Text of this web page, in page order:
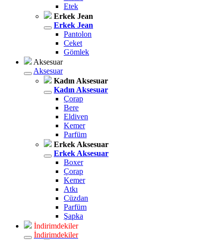
Etek
Erkek Jean
Erkek Jean
Pantolon
Ceket
Gömlek
Aksesuar
Aksesuar
Kadın Aksesuar
Kadın Aksesuar
Çorap
Bere
Eldiven
Kemer
Parfüm
Erkek Aksesuar
Erkek Aksesuar
Boxer
Çorap
Kemer
Atkı
Cüzdan
Parfüm
Şapka
İndirimdekiler
İndirimdekiler